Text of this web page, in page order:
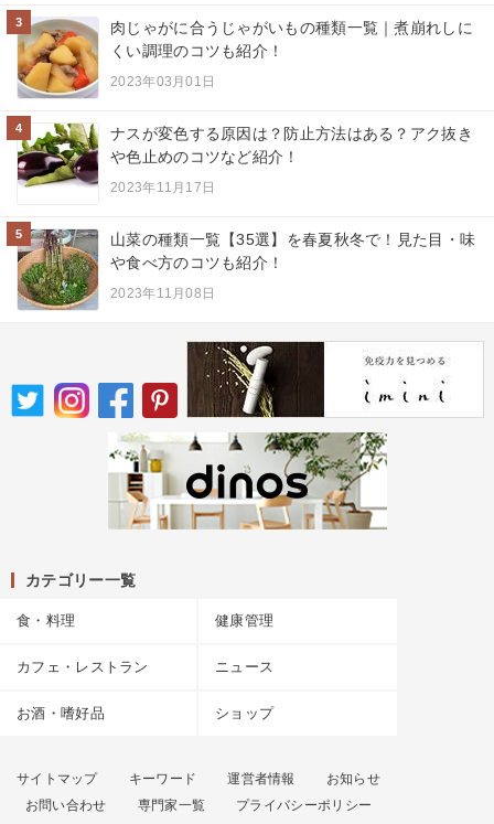
3
肉じゃがに合うじゃがいもの種類一覧｜煮崩れしに
くい調理のコツも紹介！
2023年03月01日
4
ナスが変色する原因は？防止方法はある？アク抜き
や色止めのコツなど紹介！
2023年11月17日
5
山菜の種類一覧【35選】を春夏秋冬で！見た目・味
や食べ方のコツも紹介！
2023年11月08日
カテゴリー一覧
食・料理 健康管理
カフェ・レストラン ニュース
お酒・嗜好品 ショップ
サイトマップ キーワード 運営者情報
お知らせ
お問い合わせ
専門家一覧 プライバシーポリシー